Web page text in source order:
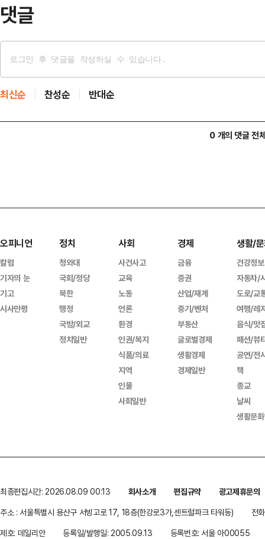
댓글
최신순 찬성순 반대순
0 개의 댓글 전
오피니언
칼럼
기자의 눈
기고
시사만평
정치
청와대
국회/정당
북한
행정
국방/외교
정치일반
사회
사건사고
교육
노동
언론
환경
인권/복지
식품/의료
지역
인물
사회일반
경제
금융
증권
산업/재계
중기/벤처
부동산
글로벌경제
생활경제
경제일반
생활/
건강정보
자동차/
도로/교
여행/레
음식/맛
패션/뷰
공연/전
책
종교
날씨
생활문
최종편집시간: 2026.08.09 00:13 회사소개 편집규약
광고제휴문의
주소 : 서울특별시 용산구 서빙고로 17, 18층(한강로3가,센트럴파크 타워동)
전
제호: 데일리안
등록일/발행일: 2005.09.13 등록번호: 서울 아00055